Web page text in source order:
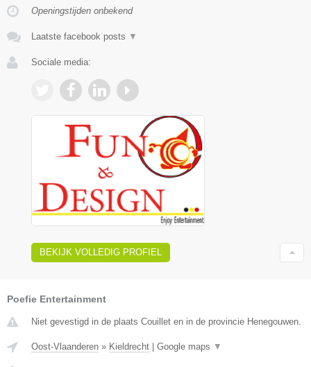
Openingstijden onbekend
Laatste facebook posts ▼
Sociale media:
BEKIJK VOLLEDIG PROFIEL
Poefie Entertainment
Niet gevestigd in de plaats Couillet en in de provincie Henegouwen.
Oost-Vlaanderen » Kieldrecht Google maps ▼